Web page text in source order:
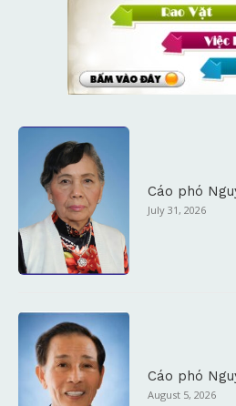
Cáo phó
July 31, 2026
Cáo phó
August 5, 2026